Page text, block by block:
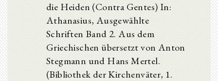
die Heiden (Contra Gentes) In:
Athanasius, Ausgewählte
Schriften Band 2. Aus dem
Griechischen übersetzt von Anton
Stegmann und Hans Mertel.
(Bibliothek der Kirchenväter, 1.